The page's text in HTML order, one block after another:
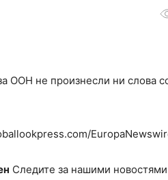
ООН не произнесли ни слова
Следите за нашими новостями